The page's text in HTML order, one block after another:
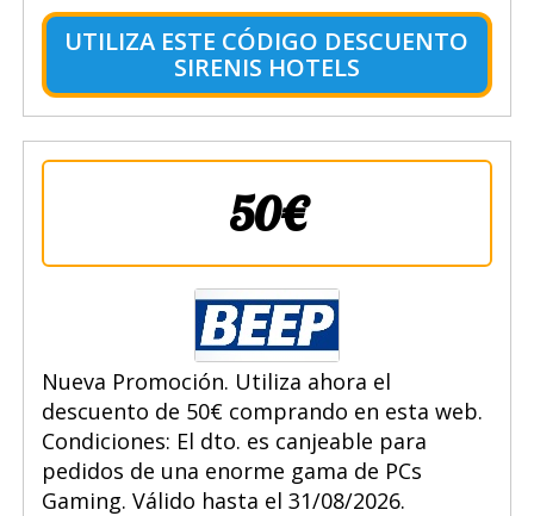
UTILIZA ESTE CÓDIGO DESCUENTO
SIRENIS HOTELS
50€
Nueva Promoción. Utiliza ahora el
descuento de 50€ comprando en esta web.
Condiciones: El dto. es canjeable para
pedidos de una enorme gama de PCs
Gaming. Válido hasta el 31/08/2026.